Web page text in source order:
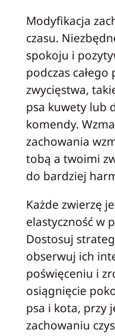
Modyfikacja
czasu.
spokoju i
podczas całego
zwycięstwa,
psa kuwety lub
komendy.
zachowania
tobą a twoimi
do bardziej
Każde zwierzę
elastyczność w
Dostosuj
obserwuj ich
poświęceniu i
osiągnięcie
psa i kota, przy
zachowaniu